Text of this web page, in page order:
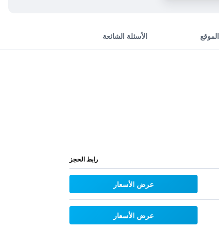
الموقع الأسئلة الشائعة
رابط الحجز
عرض الأسعار
عرض الأسعار